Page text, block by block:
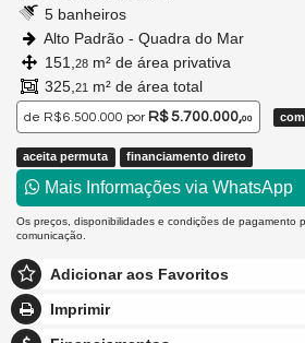
5 banheiros
Alto Padrão - Quadra do Mar
151, 28 m² de área privativa
325, 21 m² de área total
de R$ 6.500.000 porR$ 5.700.000,00
aceita permuta financiamento direto
Mais Informações via WhatsApp
Os preços, disponibilidades e condições de pagamento
comunicação.
Adicionar aos Favoritos
Imprimir